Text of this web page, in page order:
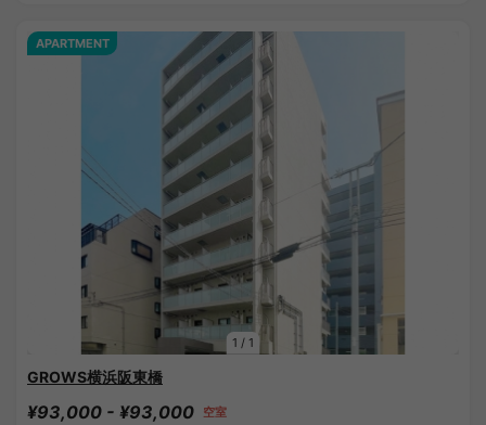
1 / 1
APARTMENT
GROWS横浜阪東橋
¥93,000 - ¥93,000 空室